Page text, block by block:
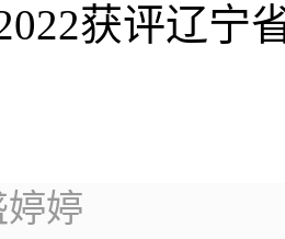
获评辽宁
婷婷